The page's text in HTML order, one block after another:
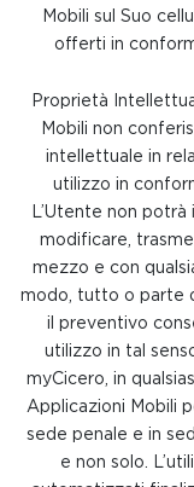
Mobili sul Suo
offerti in
Proprietà
Mobili non
intellettuale in
utilizzo in
L’Utente non potrà
modificare,
mezzo e con
modo, tutto o parte
il preventivo
utilizzo in tal
myCicero, in
Applicazioni Mobili
sede penale e in
e non solo.